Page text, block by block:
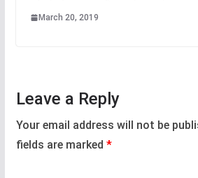
March 20, 2019
Leave a Reply
Your email address will not be
fields are marked *